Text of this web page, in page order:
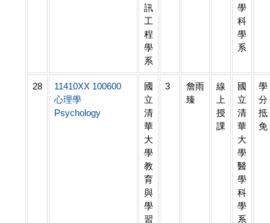
訊
工
程
學
系
學
科
學
系
28
11410XX 100600
心理學
Psychology
國
立
清
華
大
學
教
育
與
學
習
3
詹雨
臻
線
上
授
課
國
立
清
華
大
學
醫
學
科
學
系
學
分
抵
免